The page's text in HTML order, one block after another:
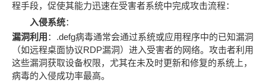
程手段，促使其能力迅速在受害者系统中完成攻击流程：
入侵系统：
漏洞利用 ：.defg病毒通常会通过系统或应用程序中的已知漏洞
（如远程桌面协议RDP漏洞）进入受害者的网络。攻击者利用
这些漏洞获取设备权限，尤其在未及时更新和修复的系统上，
病毒的入侵成功率最高。